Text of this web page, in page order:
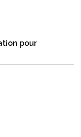
pour